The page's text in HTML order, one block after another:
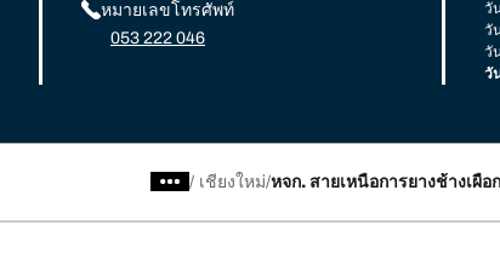
หมายเลขโทรศัพท์
053 222 046
วั
วั
วั
วั
/ เชียงใหม่ หจก. สายเหนือการยางช้างเผือก